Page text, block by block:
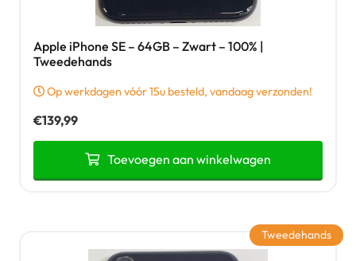
Apple iPhone SE – 64GB – Zwart – 100% |
Tweedehands
Op werkdagen vóór 15u besteld, vandaag verzonden!
€139,99
Toevoegen aan winkelwagen
Tweedehands